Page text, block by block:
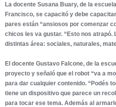
La docente Susana Buary, de la
Francisco, se capacitó y debe
pares están “ansiosos por comenzar
chicos les va gustar. “Esto nos atrapó.
distintas área: sociales, naturales,
El docente Gustavo Falcone, de la
proyecto y señaló que el robot “va a
para dar cualquier contenido. “Podés
tiene un dispositivo que parece un
para tocar ese tema. Además al